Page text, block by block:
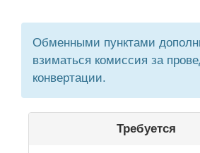
Обменными пунктами
взиматься комиссия за
конвертации.
Требуется